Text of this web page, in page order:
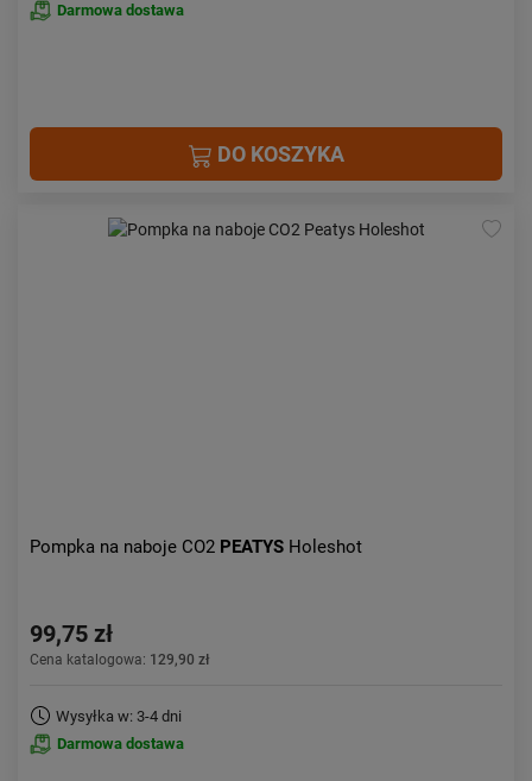
Darmowa dostawa
DO KOSZYKA
Pompka na naboje CO2 PEATYS Holeshot
99,75 zł
Cena katalogowa: 129,90 zł
Wysyłka w: 3-4 dni
Darmowa dostawa